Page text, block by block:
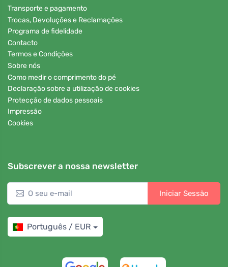
Transporte e pagamento
Trocas, Devoluções e Reclamações
Programa de fidelidade
Contacto
Termos e Condições
Sobre nós
Como medir o comprimento do pé
Declaração sobre a utilização de cookies
Protecção de dados pessoais
Impressão
Cookies
Subscrever a nossa newsletter
Iniciar Sessão
Português / EUR